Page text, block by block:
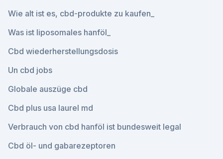
Wie alt ist es, cbd-produkte zu kaufen_
Was ist liposomales hanföl_
Cbd wiederherstellungsdosis
Un cbd jobs
Globale auszüge cbd
Cbd plus usa laurel md
Verbrauch von cbd hanföl ist bundesweit legal
Cbd öl- und gabarezeptoren